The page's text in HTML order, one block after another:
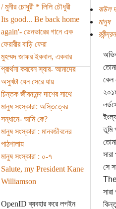
/ মুনীর চোধুরী * লিলি চৌধুরী
Its good... Be back home
again'- ডেনভারের গানে এক
ফেরারীর বাড়ি ফেরা
মুহম্মদ জাফর ইকবাল, একবার
প্রার্থনা করবেন স্যার- আমাদের
অসুখটা যেন সেরে যায়
চিন্তক জীবনানন্দ দাশের সাথে
মানুষ সংস্কারা: অস্তিত্বের
সন্ধানে- আমি কে?
মানুষ সংস্কারা : মানবজীবনের
পাঠশালায়
মানুষ সংস্কারা : ০-৭
Salute, my President Kane
Williamson
OpenID ব্যবহার করে লগইন
বাউল
মানুষ
কেন
তুমি
সে